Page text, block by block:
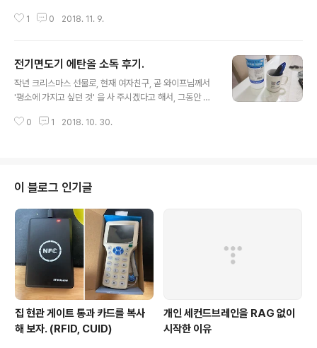
하게도 매우 여러가지가 있지만, 우리나라에서 활용되는
한 높이의 팔목보호대도 잘 사용하고 있으며, fn 키를 조합
에서 자꾸만 Caps lock 을 누른다는 것. 화살표 키는 있는
대로 그냥저냥 쓸 수 있다고 해도, 일반적인 Caps lock 키
위치를 Ctrl 키로 아주 편하게 사용하게 되면서, 집에 있는
하여 눌러 문제가 생기고 있다. 그래서 구글링을 하고 보니,
1 0 2018. 11. 9.
전기면도기 에탄올 소독 후기.
작년 크리스마스 선물로, 현재 여자친구, 곧 와이프님께서
'평소에 가지고 싶던 것' 을 사 주시겠다고 해서, 그동안 사
다. 모델은 람대쉬 ES-ST37 이라는 모델이었는데, 가격
던 나로써는 소중하고 고귀하게 열심히 사용했었고, 그 와
중에 긁히고 상처나고 덜깎이고 하는 것은 근성과 사랑으
로 감수해 내며, 간지럽고 벌겋게 올라온 턱을 애써 외면하
면서 '원래 이정도 고통은 당연한 거야' 라고 생각하고 늘
지내왔었다. 그런데, 여느날 처럼 전기면도기를 하고 턱이
벌긋벌긋해 진 상태에서 사람들을..
0 1 2018. 10. 30.
이 블로그 인기글
집 현관 게이트 통과 카드를 복사
해 보자. (RFID, CUID)
개인 세컨드브레인을 RAG 없이
시작한 이유